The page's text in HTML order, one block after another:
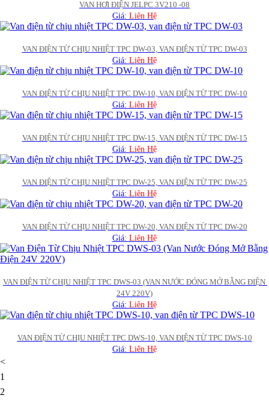
VAN HƠI ĐIỆN JELPC 3V210 -08
Giá: Liên Hệ
VAN ĐIỆN TỪ CHỊU NHIỆT TPC DW-03, VAN ĐIỆN TỪ TPC DW-03
Giá: Liên Hệ
VAN ĐIỆN TỪ CHỊU NHIỆT TPC DW-10, VAN ĐIỆN TỪ TPC DW-10
Giá: Liên Hệ
VAN ĐIỆN TỪ CHỊU NHIỆT TPC DW-15, VAN ĐIỆN TỪ TPC DW-15
Giá: Liên Hệ
VAN ĐIỆN TỪ CHỊU NHIỆT TPC DW-25, VAN ĐIỆN TỪ TPC DW-25
Giá: Liên Hệ
VAN ĐIỆN TỪ CHỊU NHIỆT TPC DW-20, VAN ĐIỆN TỪ TPC DW-20
Giá: Liên Hệ
VAN ĐIỆN TỪ CHỊU NHIỆT TPC DWS-03 (VAN NƯỚC ĐÓNG MỞ BẰNG ĐIỆN
24V 220V)
Giá: Liên Hệ
VAN ĐIỆN TỪ CHỊU NHIỆT TPC DWS-10, VAN ĐIỆN TỪ TPC DWS-10
Giá: Liên Hệ
<
1
2